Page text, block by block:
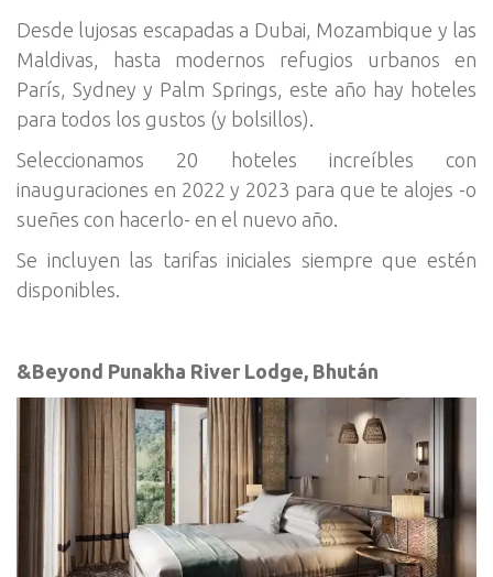
Desde lujosas escapadas a Dubai, Mozambique y las
Maldivas, hasta modernos refugios urbanos en
París, Sydney y Palm Springs, este año hay hoteles
para todos los gustos (y bolsillos).
Seleccionamos 20 hoteles increíbles con
inauguraciones en 2022 y 2023 para que te alojes -o
sueñes con hacerlo- en el nuevo año.
Se incluyen las tarifas iniciales siempre que estén
disponibles.
&Beyond Punakha River Lodge, Bhután